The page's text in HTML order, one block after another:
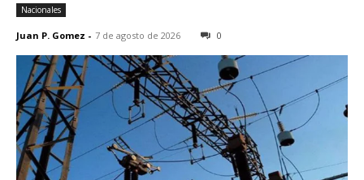
Nacionales
Juan P. Gomez - 7 de agosto de 2026 0